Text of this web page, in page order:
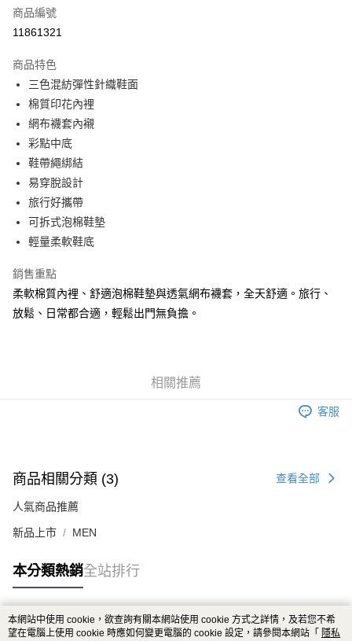
運送方式
宅配
每筆NT$100
宅配 1
每筆NT$100，滿NT$2,500(含以上)免運費
商品編號
11861321
商品特色
三色混紡彈性針織鞋面
棉質印花內裡
網布襪套內襯
彩點中底
鞋帶繩綁結
易穿脫設計
旅行好攜帶
可拆式泡棉鞋墊
輕量柔軟鞋底
銷售重點
柔軟棉質內裡、舒適泡棉鞋墊與透氣網布襪套，全天舒適。旅行、
放鬆、日常都合適，輕鬆出門無負擔。
相關推薦
客服
商品相關分類 (3) 查看全部
人氣商品推薦
新品上市 MEN
本分類熱銷全站排行
熱門標籤
本網站中使用 cookie，欲查詢有關本網站使用 cookie 方式之詳情，及若您不希
望在電腦上使用 cookie 時應如何變更電腦的 cookie 設定，請參閱本網站「 隱私